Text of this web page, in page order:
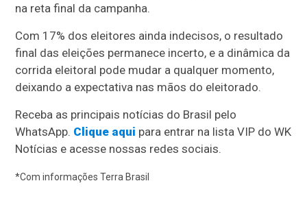
na reta final da campanha.
Com 17% dos eleitores ainda indecisos, o resultado
final das eleições permanece incerto, e a dinâmica da
corrida eleitoral pode mudar a qualquer momento,
deixando a expectativa nas mãos do eleitorado.
Receba as principais notícias do Brasil pelo
WhatsApp. Clique aqui para entrar na lista VIP do WK
Notícias e acesse nossas redes sociais.
*Com informações Terra Brasil